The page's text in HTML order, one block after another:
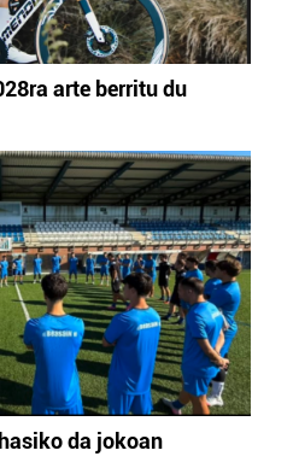
arte berritu du
da jokoan